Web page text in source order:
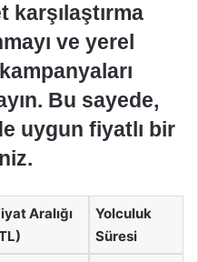
karşılaştırma
ve yerel
Bu sayede,
uygun fiyatlı bir
Aralığı
Yolculuk
Süresi